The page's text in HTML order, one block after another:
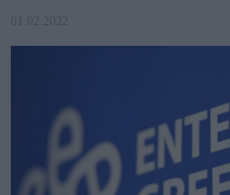
01.02.2022